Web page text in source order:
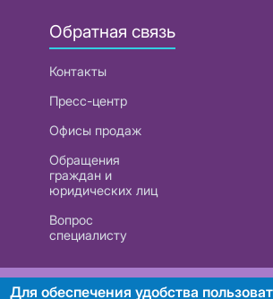
Обратная связь
Контакты
Пресс-центр
Офисы продаж
Обращения
граждан и
юридических лиц
Вопрос
специалисту
РУП «Белтелеком». УНП
Для обеспечения удобства